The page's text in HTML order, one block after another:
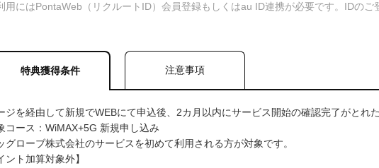
用にはPontaWeb（リクルートID）会員登録もしくはau ID連携が必要です。IDのご
特典獲得条件 注意事項
ジを経由して新規でWEBにて申込後、2カ月以内にサービス開始の確認完了がとれ
コース：WiMAX+5G 新規申し込み
グローブ株式会社のサービスを初めて利用される方が対象です。
ント加算対象外】